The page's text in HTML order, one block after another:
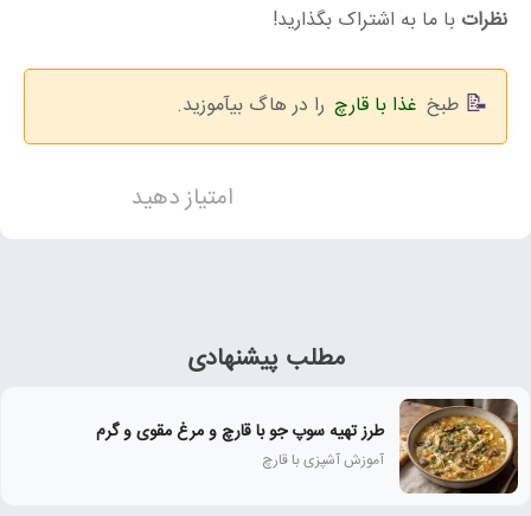
نظرات با ما به اشتراک بگذارید!
طبخ غذا با قارچ را در هاگ بیآموزید.
امتیاز دهید
مطلب پیشنهادی
طرز تهیه سوپ جو با قارچ و مرغ مقوی و گرم
آموزش آشپزی با قارچ